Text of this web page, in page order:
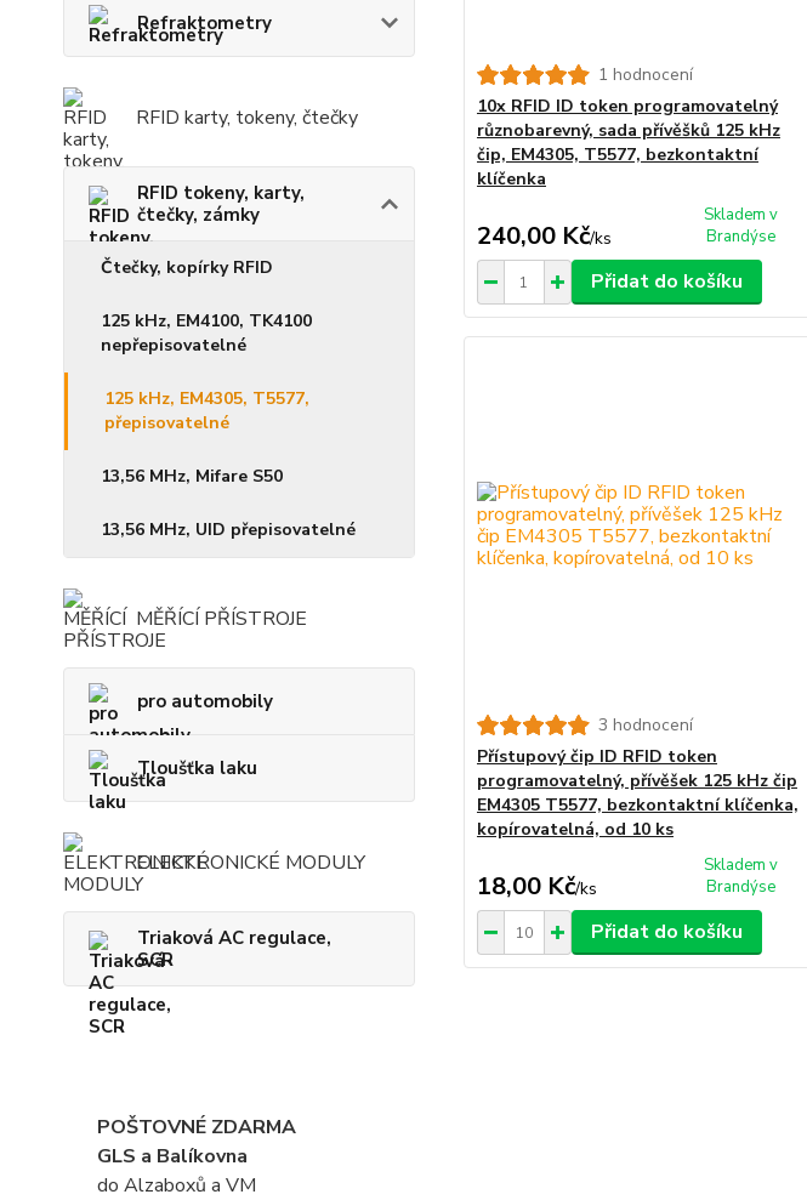
Refraktometry
RFID karty, tokeny, čtečky
RFID tokeny, karty,
čtečky, zámky
Čtečky, kopírky RFID
125 kHz, EM4100, TK4100
nepřepisovatelné
125 kHz, EM4305, T5577,
přepisovatelné
13,56 MHz, Mifare S50
13,56 MHz, UID přepisovatelné
MĚŘÍCÍ PŘÍSTROJE
pro automobily
Tloušťka laku
ELEKTRONICKÉ MODULY
Triaková AC regulace,
SCR
POŠTOVNÉ ZDARMA
GLS a Balíkovna
do Alzaboxů a VM
1 hodnocení
10x RFID ID token programovatelný
různobarevný, sada přívěšků 125 kHz
čip, EM4305, T5577, bezkontaktní
klíčenka
240,00 Kč/ks
Skladem v
Brandýse
Přidat do košíku
3 hodnocení
Přístupový čip ID RFID token
programovatelný, přívěšek 125 kHz čip
EM4305 T5577, bezkontaktní klíčenka,
kopírovatelná, od 10 ks
18,00 Kč/ks
Skladem v
Brandýse
Přidat do košíku